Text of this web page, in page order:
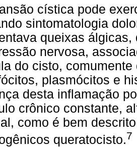
cística pode
sintomatologia
queixas
nervosa,
do cisto,
plasmócitos e
desta inflamação
crônico constante,
como é bem
queratocisto.7